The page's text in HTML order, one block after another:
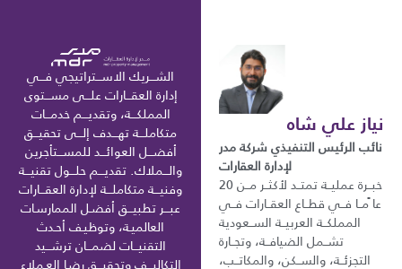
نياز علي شاه
نائب الرئيس التنفيذي شركة مدر
لإدارة العقارات
خبــرة عمليــة تمتــد لأكثــر مــن 20
عا ًمــا فــي قطــاع العقــارات فــي
المملكــة العربيــة الســعودية
تشــمل الضيافــة، وتجــارة
التجزئــة، والســكن، والمكاتــب،
الشـــريك الاســـتراتيجي فـــي
إدارة العقـــارات علـــى مســـتوى
المملكـــة، وتقديـــم خدمـــات
متكاملـــة تهـــدف إلـــى تحقيـــق
أفضـــل العوائـــد للمســـتأجرين
والـــملاك. تقديـــم حلـــول تقنيـــة
وفنيـــة متكاملـــة لإدارة العقـــارات
عبـــر تطبيـــق أفضـل الممارسـات
العالميـة، وتوظيـف أحـدث
التقنيـــات لضمـــان ترشـــيد
التكاليـــف وتحقيـــق رضـا العـملاء